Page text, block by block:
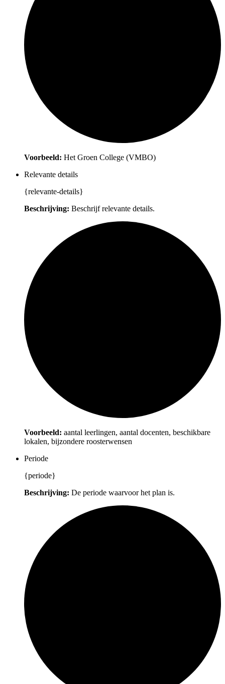
Voorbeeld: Het Groen College (VMBO)
Relevante details
{relevante-details}
Beschrijving: Beschrijf relevante details.
Voorbeeld: aantal leerlingen, aantal docenten, beschikbare
lokalen, bijzondere roosterwensen
Periode
{periode}
Beschrijving: De periode waarvoor het plan is.